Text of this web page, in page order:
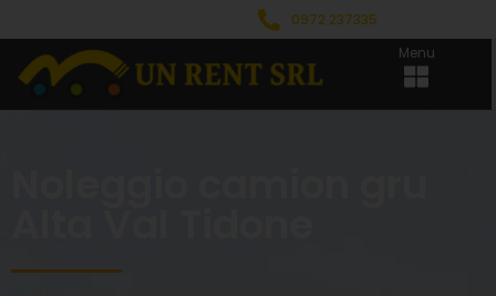
0972 237335
Menu